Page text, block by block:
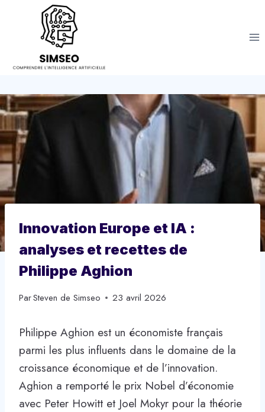
Innovation Europe et IA :
analyses et recettes de
Philippe Aghion
ParSteven de Simseo 23 avril 2026
Philippe Aghion est un économiste français
parmi les plus influents dans le domaine de la
croissance économique et de l’innovation.
Aghion a remporté le prix Nobel d’économie
avec Peter Howitt et Joel Mokyr pour la théorie